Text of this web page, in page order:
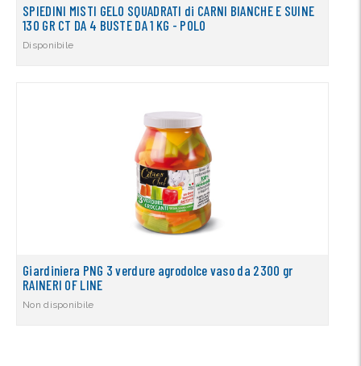
SPIEDINI MISTI GELO SQUADRATI di CARNI BIANCHE E SUINE
130 GR CT DA 4 BUSTE DA 1 KG - POLO
Disponibile
Giardiniera PNG 3 verdure agrodolce vaso da 2300 gr
RAINERI OF LINE
Non disponibile